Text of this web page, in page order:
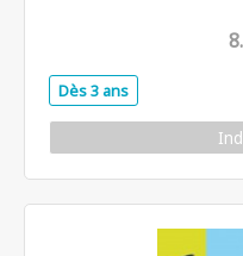
Dès 3 ans